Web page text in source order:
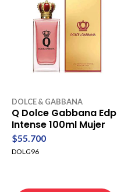
DOLCE & GABBANA
Q Dolce Gabbana Edp
Intense 100ml Mujer
$55.700
DOLG96